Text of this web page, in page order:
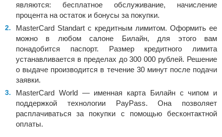
являются: бесплатное обслуживание, начисление
процента на остаток и бонусы за покупки.
MasterCard Standart с кредитным лимитом. Оформить ее
можно в любом салоне Билайн, для этого вам
понадобится паспорт. Размер кредитного лимита
устанавливается в пределах до 300 000 рублей. Решение
о выдаче производится в течение 30 минут после подачи
заявки.
MasterCard World — именная карта Билайн с чипом и
поддержкой технологии PayPass. Она позволяет
расплачиваться за покупки с помощью бесконтактной
оплаты.